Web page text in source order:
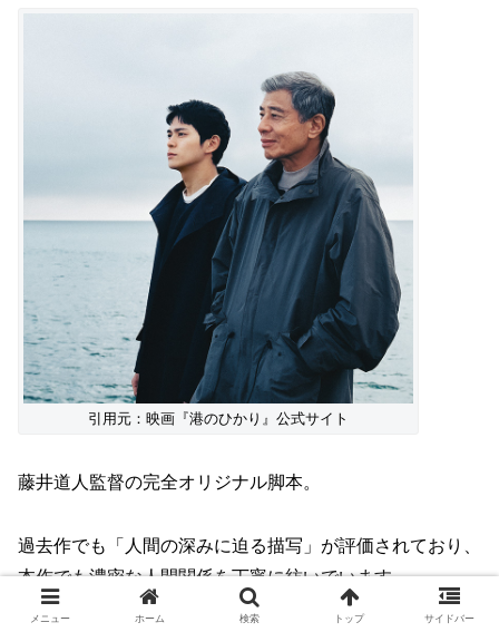
引用元：映画『港のひかり』公式サイト
藤井道人監督の完全オリジナル脚本。
過去作でも「人間の深みに迫る描写」が評価されており、
本作でも濃密な人間関係を丁寧に紡いでいます。
メニュー ホーム 検索 トップ サイドバー